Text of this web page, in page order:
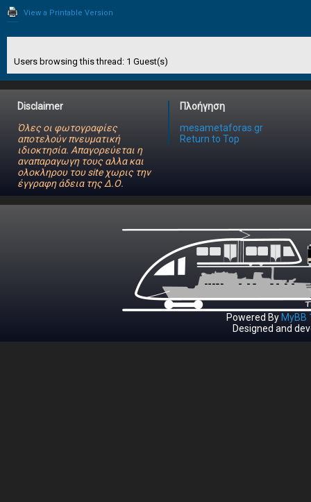
View a Printable Version
Users browsing this thread: 1 Guest(s)
Disclaimer
Όλες οι φωτογραφίες
αποτελούν πνευματική
ιδιοκτησία. Απαγορεύεται η
αναπαραγωγη τους αλλα και
ολοκληρου του site χωρις την
έγγραφη άδεια της Δ.Ο.
Πλοήγηση
mesametaforas.gr
Return to Top
Powered By MyBB
Designed and